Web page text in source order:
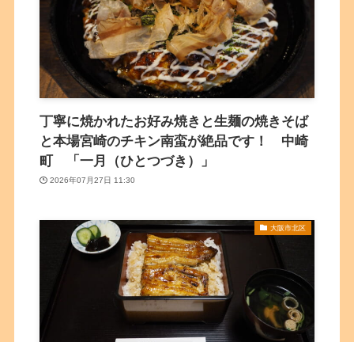
丁寧に焼かれたお好み焼きと生麺の焼きそば
と本場宮崎のチキン南蛮が絶品です！ 中崎
町 「一月（ひとつづき）」
2026年07月27日 11:30
大阪市北区